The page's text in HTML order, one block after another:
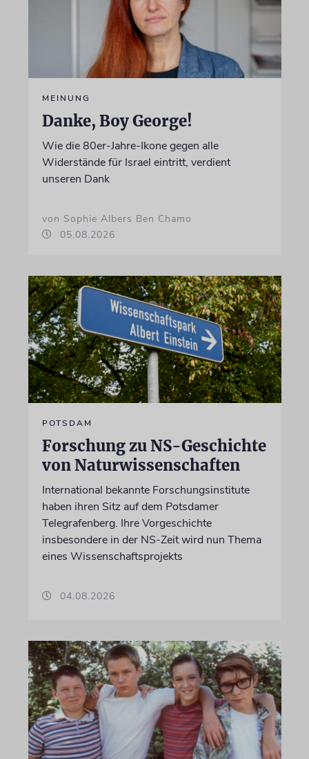
MEINUNG
Danke, Boy George!
Wie die 80er-Jahre-Ikone gegen alle
Widerstände für Israel eintritt, verdient
unseren Dank
von Sophie Albers Ben Chamo
05.08.2026
POTSDAM
Forschung zu NS-Geschichte
von Naturwissenschaften
International bekannte Forschungsinstitute
haben ihren Sitz auf dem Potsdamer
Telegrafenberg. Ihre Vorgeschichte
insbesondere in der NS-Zeit wird nun Thema
eines Wissenschaftsprojekts
04.08.2026